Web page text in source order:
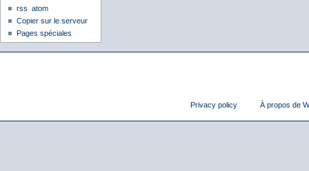
rss
atom
Copier sur le serveur
Pages spéciales
Privacy policy À propos de